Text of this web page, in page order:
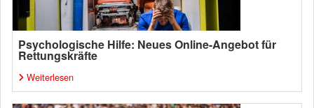
Psychologische Hilfe: Neues Online-Angebot für
Rettungskräfte
Weiterlesen